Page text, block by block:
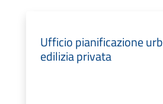
Ufficio pianificazione
edilizia privata